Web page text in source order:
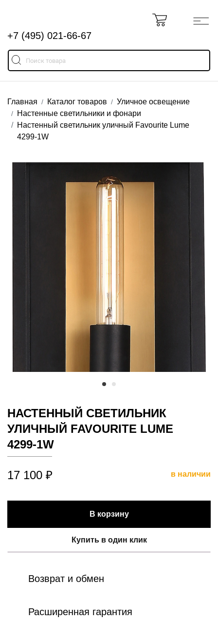
+7 (495) 021-66-67
Главная Каталог товаров
Уличное освещение
Настенные светильники и фонари
Настенный светильник уличный Favourite Lume
4299-1W
НАСТЕННЫЙ СВЕТИЛЬНИК
УЛИЧНЫЙ FAVOURITE LUME
4299-1W
17 100 ₽ в наличии
В корзину
Купить в один клик
Возврат и обмен
Расширенная гарантия